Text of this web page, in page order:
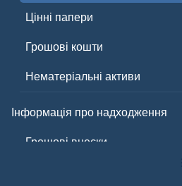
Цінні папери
Грошові кошти
Нематеріальні активи
Інформація про надходження
Грошові внески